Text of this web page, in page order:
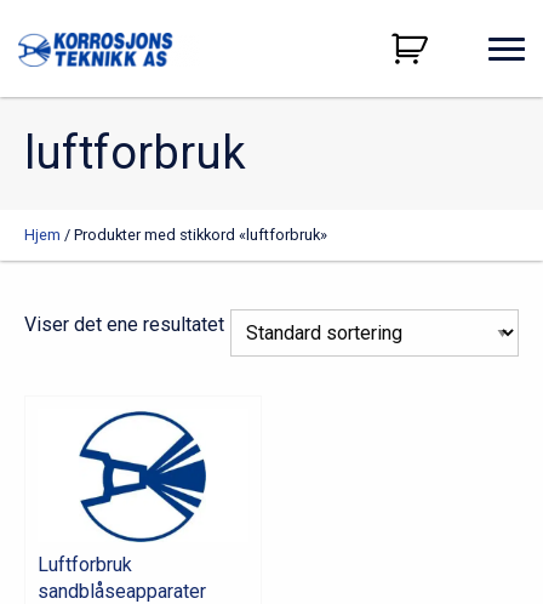
luftforbruk
Hjem / Produkter med stikkord «luftforbruk»
Viser det ene resultatet
Luftforbruk
sandblåseapparater